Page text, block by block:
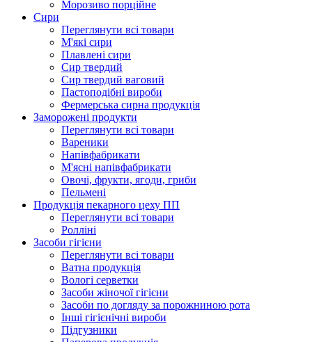
Морозиво порційне
Сири
Переглянути всі товари
М'які сири
Плавлені сири
Сир твердий
Сир твердий ваговий
Пастоподібні вироби
Фермерська сирна продукція
Заморожені продукти
Переглянути всі товари
Вареники
Напівфабрикати
М'ясні напівфабрикати
Овочі, фрукти, ягоди, гриби
Пельмені
Продукцiя пекарного цеху ПП
Переглянути всі товари
Ролліні
Засоби гігієни
Переглянути всі товари
Ватна продукція
Вологi серветки
Засоби жіночої гігієни
Засоби по догляду за порожниною рота
Інші гігієнічні вироби
Підгузники